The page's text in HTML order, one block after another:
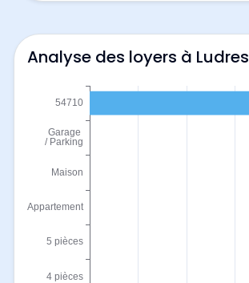
Analyse des loyers à Ludres